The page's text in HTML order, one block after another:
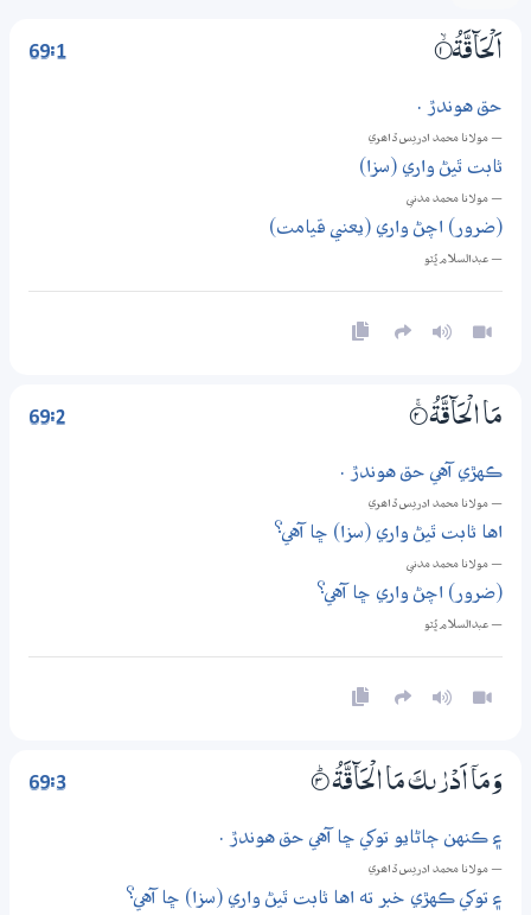
69:1 اَلْحَاۗقَّةُ 1‏۝ۙ
حق هوندڙ .
— مولانا محمد ادريس ڏاھري
ثابت ٿيڻ واري (سزا)
— مولانا محمد مدني
(ضرور) اچڻ واري (يعني قيامت)
— عبدالسلام ڀُٽو
69:2 مَا الْحَاۗقَّةُ 2‏۝ۚ
ڪهڙي آهي حق هوندڙ .
— مولانا محمد ادريس ڏاھري
اها ثابت ٿيڻ واري (سزا) ڇا آهي؟
— مولانا محمد مدني
(ضرور) اچڻ واري ڇا آهي؟
— عبدالسلام ڀُٽو
69:3 وَمَآ اَدْرٰىكَ مَا الْحَاۗقَّةُ 3‏۝ۭ
۽ ڪنهن ڄاڻايو توکي ڇا آهي حق هوندڙ .
— مولانا محمد ادريس ڏاھري
۽ توکي ڪهڙي خبر ته اها ثابت ٿيڻ واري (سزا) ڇا آهي؟